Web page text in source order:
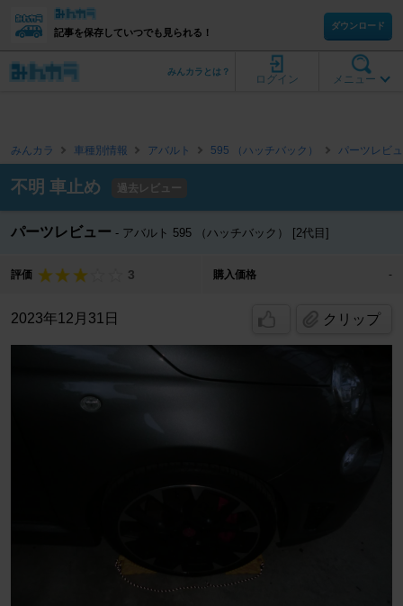
記事を保存していつでも見られる！
ダウンロード
メニュー
ログイン
みんカラとは？
みんカラ 車種別情報 アバルト 595 （ハッチバック） パーツレビ
不明 車止め 過去レビュー
パーツレビュー アバルト 595 （ハッチバック） [2代目]
評価 3 購入価格 -
2023年12月31日 クリップ